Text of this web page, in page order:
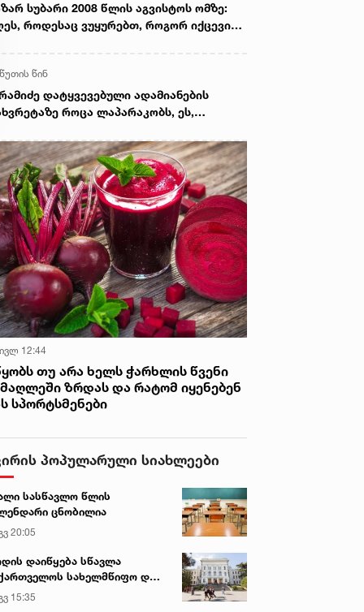
სუბარი 2008 წლის აგვისტოს ომზე:
როდესაც ვუყურებთ, როგორ იქცევიან
იყო დაკვეთა - რაც მეტი იქნებოდა
მით უფრო ძნელი იქნებოდა
ქართველებსა და ოსებს,
წინ
დატყვევებული ადამიანების
როცა ლაპარაკობს, ეს,
ამოძახილია - საკუთარი
სხვისთვის მიკუთვნების აქტი -
ხუბუა
12:44
თუ არა ხელს ჭარხლის წვენი
ზრდას და რატომ იყენებენ
სპორტსმენები
პოპულარული სიახლეები
სასწავლო წლის
ცნობილია
20:05
დაიწყება სწავლა
სახელმწიფო და
უნივერსიტეტებში
15:35